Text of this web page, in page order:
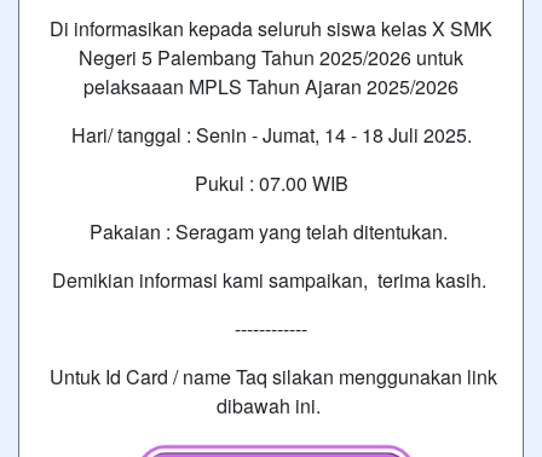
Di informasikan kepada seluruh siswa kelas X SMK
Negeri 5 Palembang Tahun 2025/2026 untuk
pelaksaaan MPLS Tahun Ajaran 2025/2026
Hari/ tanggal : Senin - Jumat, 14 - 18 Juli 2025.
Pukul : 07.00 WIB
Pakaian : Seragam yang telah ditentukan.
Demikian informasi kami sampaikan, terima kasih.
------------
Untuk Id Card / name Taq silakan menggunakan link
dibawah ini.